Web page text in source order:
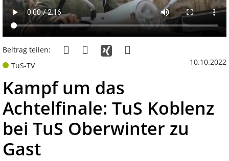
Beitrag teilen:
TuS-TV
10.10.2022
Kampf um das
Achtelfinale: TuS Koblenz
bei TuS Oberwinter zu
Gast